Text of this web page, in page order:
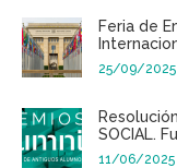
Feria de
25/09/2025
SOCIAL.
11/06/2025